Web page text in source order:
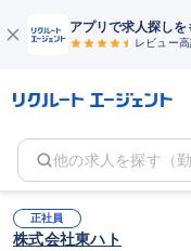
アプリで求人探しを
レビュー
他の求人を探す（
正社員
株式会社東ハト